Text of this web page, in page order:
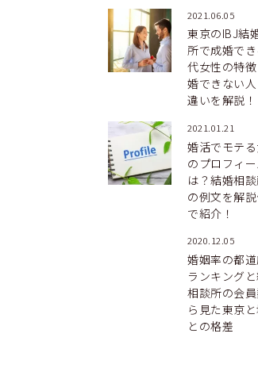
2021.06.05
東京のIBJ結
所で成婚で
代女性の特
婚できない
違いを解説！
2021.01.21
婚活でモテ
のプロフィー
は？結婚相
の例文を解
で紹介！
2020.12.05
婚姻率の都
ランキング
相談所の会
ら見た東京
との格差